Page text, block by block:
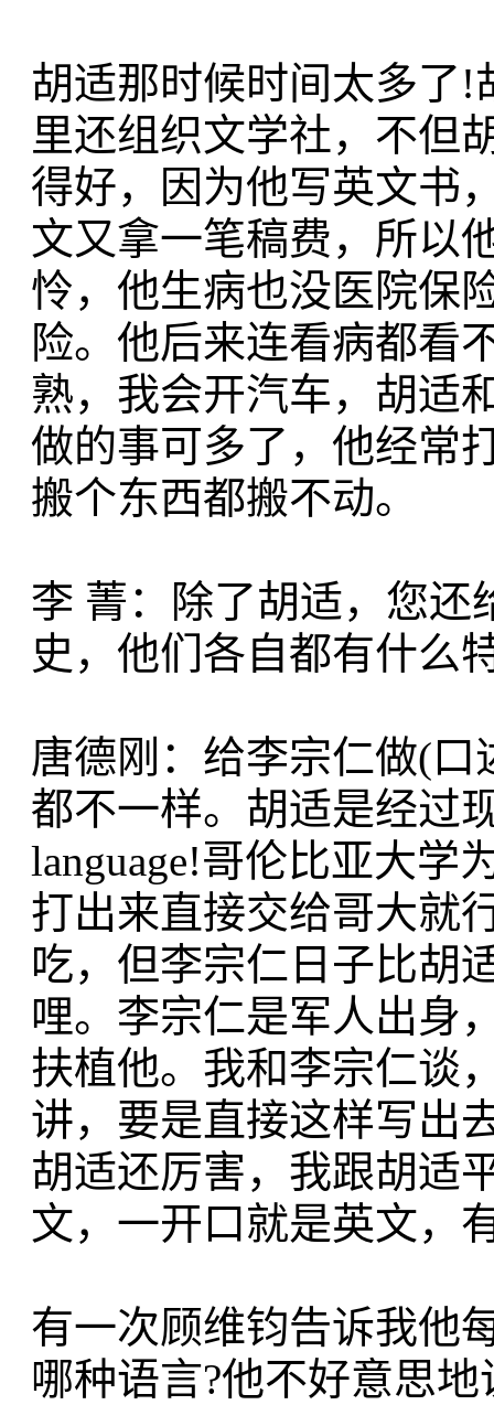
胡适那时候时间太多了
里还组织文学社，不但
得好，因为他写英文书
文又拿一笔稿费，所以
怜，他生病也没医院保
险。他后来连看病都看
熟，我会开汽车，胡适
做的事可多了，他经常
搬个东西都搬不动。
李 菁：除了胡适，您还
史，他们各自都有什么
唐德刚：给李宗仁做(
都不一样。胡适是经过
language!哥伦比亚大学
打出来直接交给哥大就
吃，但李宗仁日子比胡
哩。李宗仁是军人出身
扶植他。我和李宗仁谈
讲，要是直接这样写出
胡适还厉害，我跟胡适
文，一开口就是英文，
有一次顾维钧告诉我他
哪种语言?他不好意思